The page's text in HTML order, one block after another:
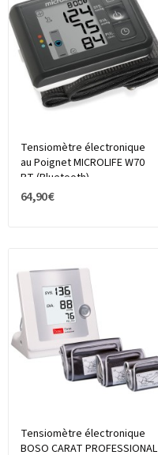
Tensiomètre électronique
au Poignet MICROLIFE W70
BT (Bluetooth)
64,90 €
Tensiomètre électronique
BOSO CARAT PROFESSIONAL